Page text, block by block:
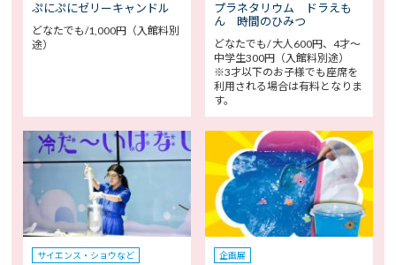
ぷにぷにゼリーキャンドル
どなたでも/1,000円（入館料別
途）
プラネタリウム ドラえも
ん 時間のひみつ
どなたでも/ 大人600円、4才～
中学生300円（入館料別途）
※3才以下のお子様でも座席を
利用される場合は有料となりま
す。
サイエンス・ショウなど 企画展